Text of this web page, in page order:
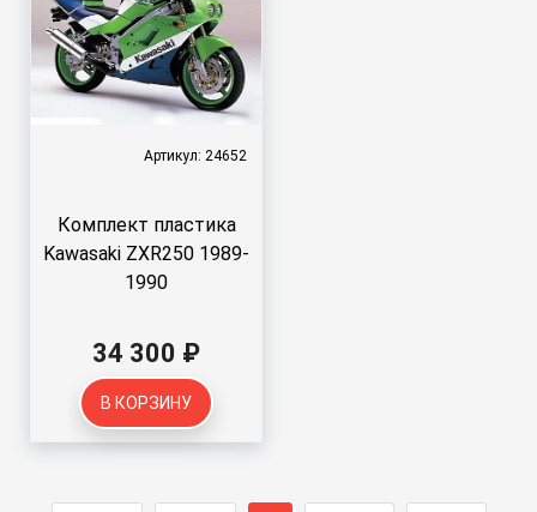
Артикул: 24652
Комплект пластика
Kawasaki ZXR250 1989-
1990
34 300 ₽
В КОРЗИНУ